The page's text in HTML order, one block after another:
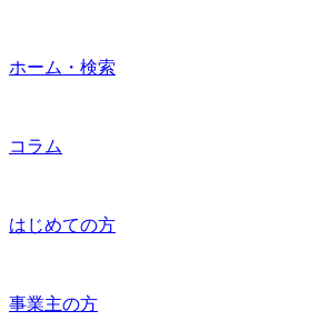
ホーム・検索
コラム
はじめての方
事業主の方